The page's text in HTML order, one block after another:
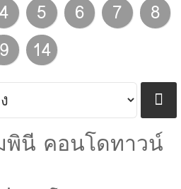
4 5 6 7
8
9
14
พินี คอนโดทาวน์